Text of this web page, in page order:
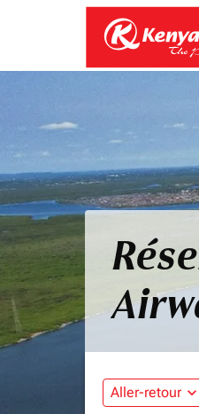
Aller-retour expand_more